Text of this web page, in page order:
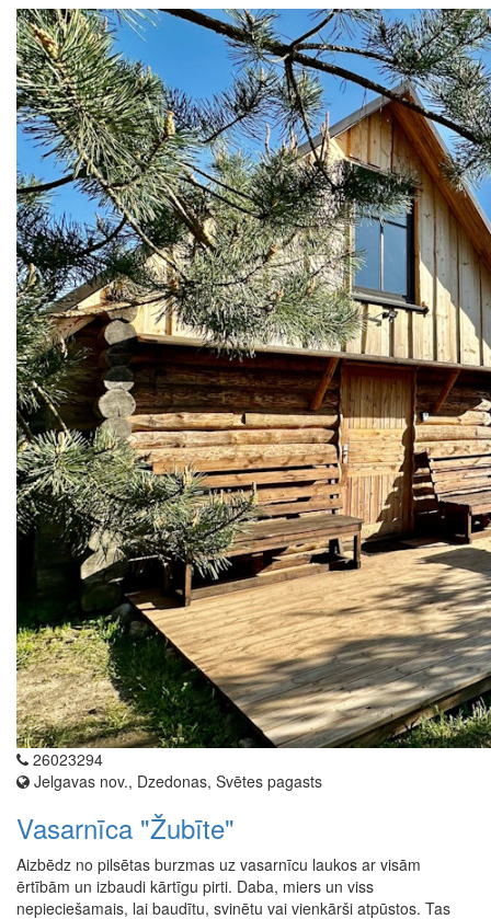
26023294
Jelgavas nov., Dzedonas, Svētes pagasts
Vasarnīca "Žubīte"
Aizbēdz no pilsētas burzmas uz vasarnīcu laukos ar visām
ērtībām un izbaudi kārtīgu pirti. Daba, miers un viss
nepieciešamais, lai baudītu, svinētu vai vienkārši atpūstos. Tas